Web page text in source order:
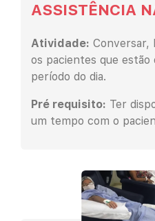
ASSISTÊNCIA
Atividade: Conversar,
os pacientes que
período do dia.
Pré requisito: Ter
um tempo com o